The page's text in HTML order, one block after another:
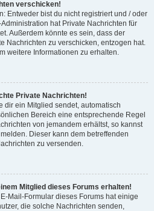
verschicken!
Entweder bist du nicht registriert und / oder
hat Private Nachrichten für
Außerdem könnte es sein, dass der
Nachrichten zu verschicken, entzogen hat.
weitere Informationen zu erhalten.
Private Nachrichten!
dir ein Mitglied sendet, automatisch
Bereich eine entsprechende Regel
von jemandem erhältst, so kannst
Dieser kann dem betreffenden
zu versenden.
Mitglied dieses Forums erhalten!
Mail-Formular dieses Forums hat einige
die solche Nachrichten senden,